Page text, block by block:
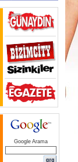
Google Arama